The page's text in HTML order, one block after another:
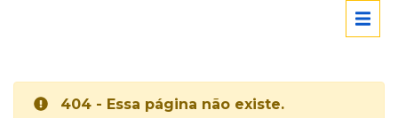
404 - Essa página não existe.